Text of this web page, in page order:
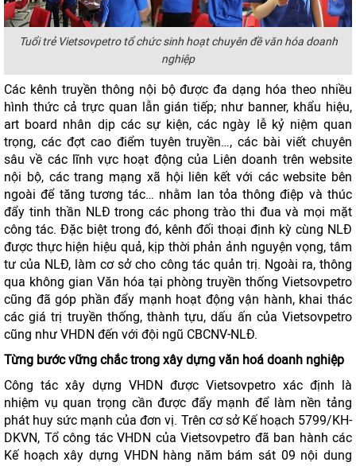
Tuổi trẻ Vietsovpetro tổ chức sinh hoạt chuyên đề văn hóa doanh
nghiệp
Các kênh truyền thông nội bộ được đa dạng hóa theo nhiều
hình thức cả trực quan lẫn gián tiếp; như banner, khẩu hiệu,
art board nhân dịp các sự kiện, các ngày lễ kỷ niệm quan
trọng, các đợt cao điểm tuyên truyền…, các bài viết chuyên
sâu về các lĩnh vực hoạt động của Liên doanh trên website
nội bộ, các trang mạng xã hội liên kết với các website bên
ngoài để tăng tương tác… nhằm lan tỏa thông điệp và thúc
đẩy tinh thần NLĐ trong các phong trào thi đua và mọi mặt
công tác. Đặc biệt trong đó, kênh đối thoại định kỳ cùng NLĐ
được thực hiện hiệu quả, kịp thời phản ảnh nguyện vọng, tâm
tư của NLĐ, làm cơ sở cho công tác quản trị. Ngoài ra, thông
qua không gian Văn hóa tại phòng truyền thống Vietsovpetro
cũng đã góp phần đẩy mạnh hoạt động vận hành, khai thác
các giá trị truyền thống, thành tựu, dấu ấn của Vietsovpetro
cũng như VHDN đến với đội ngũ CBCNV-NLĐ.
Từng bước vững chắc trong xây dựng văn hoá doanh nghiệp
Công tác xây dựng VHDN được Vietsovpetro xác định là
nhiệm vụ quan trọng cần được đẩy mạnh để làm nền tảng
phát huy sức mạnh của đơn vị. Trên cơ sở Kế hoạch 5799/KH-
DKVN, Tổ công tác VHDN của Vietsovpetro đã ban hành các
Kế hoạch xây dựng VHDN hàng năm bám sát 09 nội dung